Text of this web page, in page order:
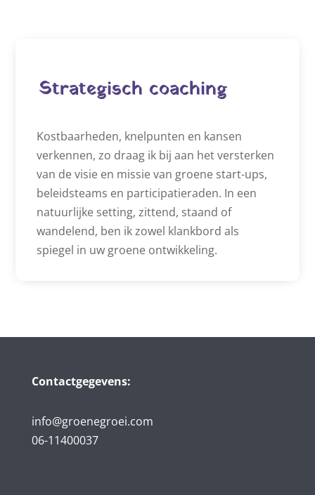
Strategisch coaching
Kostbaarheden, knelpunten en kansen
verkennen, zo draag ik bij aan het versterken
van de visie en missie van groene start-ups,
beleidsteams en participatieraden. In een
natuurlijke setting, zittend, staand of
wandelend, ben ik zowel klankbord als
spiegel in uw groene ontwikkeling.
Contactgegevens:
info@groenegroei.com
06-11400037